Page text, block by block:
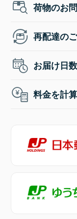
荷物のお
再配達の
お届け日
料金を計